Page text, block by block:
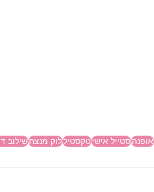
אופנהסטייל אישיטקסטיללוק מנצחשילוב